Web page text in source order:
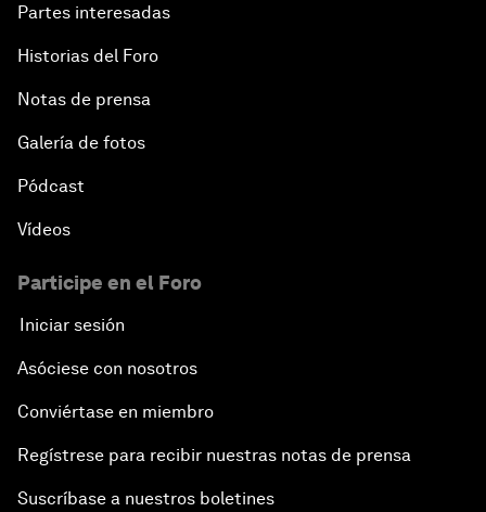
Partes interesadas
Historias del Foro
Notas de prensa
Galería de fotos
Pódcast
Vídeos
Participe en el Foro
Iniciar sesión
Asóciese con nosotros
Conviértase en miembro
Regístrese para recibir nuestras notas de prensa
Suscríbase a nuestros boletines